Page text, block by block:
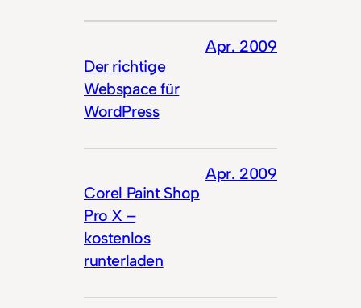
Der richtige
Webspace für
WordPress
Apr. 2009
Corel Paint Shop
Pro X –
kostenlos
runterladen
Apr. 2009